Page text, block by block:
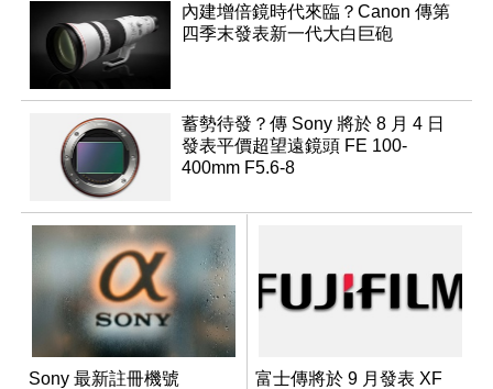
內建增倍鏡時代來臨？Canon 傳第
四季末發表新一代大白巨砲
蓄勢待發？傳 Sony 將於 8 月 4 日
發表平價超望遠鏡頭 FE 100-
400mm F5.6-8
Sony 最新註冊機號
富士傳將於 9 月發表 XF